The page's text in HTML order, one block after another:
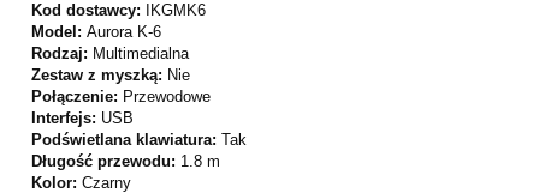
Kod dostawcy:
IKGMK6
Model: Aurora K-6
Rodzaj: Multimedialna
Zestaw z myszką: Nie
Połączenie: Przewodowe
Interfejs: USB
Podświetlana klawiatura: Tak
Długość przewodu: 1.8 m
Kolor: Czarny